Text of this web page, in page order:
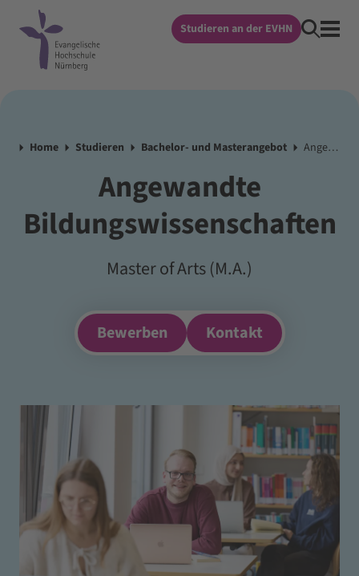
Studieren an der EVHN
Home Studieren Bachelor- und Masterangebot Angewandte Bildungswissenschaften
Angewandte
Bildungswissenschaften
Master of Arts (M.A.)
Bewerben Kontakt